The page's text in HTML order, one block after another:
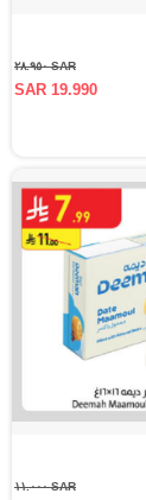
SAR ٢٨.٩٥٠
SAR 19.990
SAR ١١.٠٠٠